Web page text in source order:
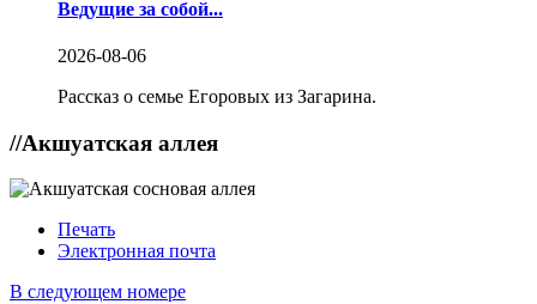
Ведущие за собой...
2026-08-06
Рассказ о семье Егоровых из Загарина.
//Акшуатская аллея
Печать
Электронная почта
В следующем номере